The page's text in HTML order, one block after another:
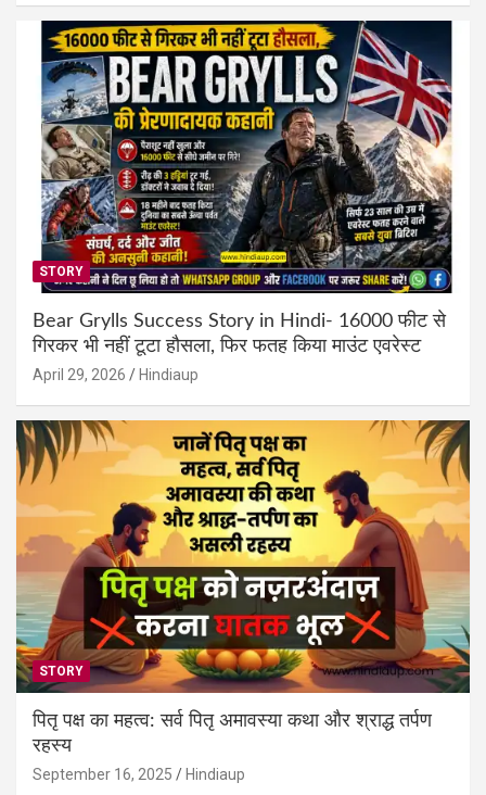
STORY
Bear Grylls Success Story in Hindi- 16000 फीट से
गिरकर भी नहीं टूटा हौसला, फिर फतह किया माउंट एवरेस्ट
April 29, 2026 Hindiaup
STORY
पितृ पक्ष का महत्व: सर्व पितृ अमावस्या कथा और श्राद्ध तर्पण
रहस्य
September 16, 2025 Hindiaup